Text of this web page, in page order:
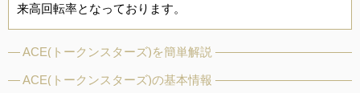
来高回転率となっております。
ACE(トークンスターズ)を簡単解説
ACE(トークンスターズ)の基本情報